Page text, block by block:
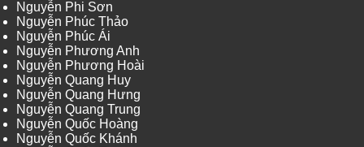
Nguyễn Phi Sơn
Nguyễn Phúc Thảo
Nguyễn Phúc Ái
Nguyễn Phương Anh
Nguyễn Phương Hoài
Nguyễn Quang Huy
Nguyễn Quang Hưng
Nguyễn Quang Trung
Nguyễn Quốc Hoàng
Nguyễn Quốc Khánh